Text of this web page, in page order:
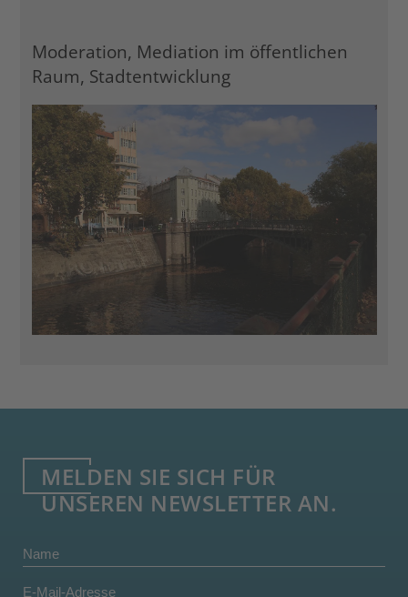
Moderation, Mediation im öffentlichen
Raum, Stadtentwicklung
MELDEN SIE SICH FÜR
UNSEREN NEWSLETTER AN.